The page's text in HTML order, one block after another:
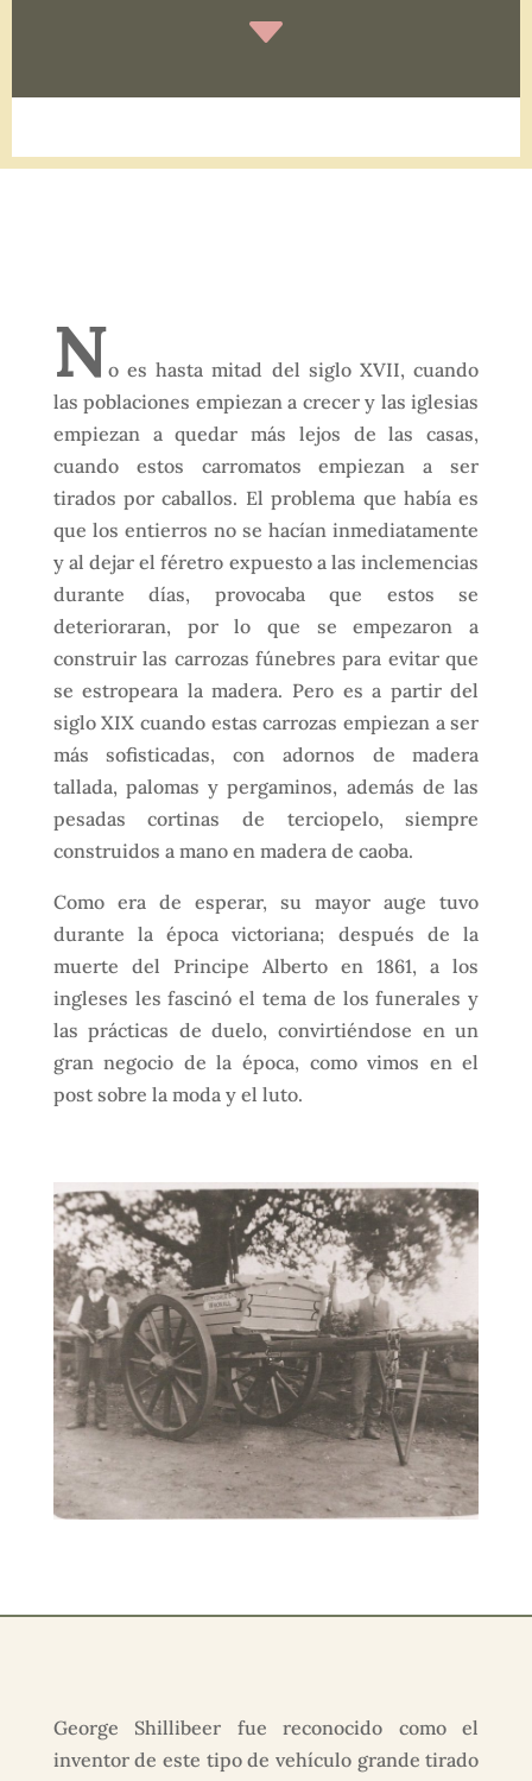
C
No es hasta mitad del siglo XVII, cuando
las poblaciones empiezan a crecer y las iglesias
empiezan a quedar más lejos de las casas,
cuando estos carromatos empiezan a ser
tirados por caballos. El problema que había es
que los entierros no se hacían inmediatamente
y al dejar el féretro expuesto a las inclemencias
durante días, provocaba que estos se
deterioraran, por lo que se empezaron a
construir las carrozas fúnebres para evitar que
se estropeara la madera. Pero es a partir del
siglo XIX cuando estas carrozas empiezan a ser
más sofisticadas, con adornos de madera
tallada, palomas y pergaminos, además de las
pesadas cortinas de terciopelo, siempre
construidos a mano en madera de caoba.
Como era de esperar, su mayor auge tuvo
durante la época victoriana; después de la
muerte del Principe Alberto en 1861, a los
ingleses les fascinó el tema de los funerales y
las prácticas de duelo, convirtiéndose en un
gran negocio de la época, como vimos en el
post sobre la moda y el luto.
George Shillibeer fue reconocido como el
inventor de este tipo de vehículo grande tirado